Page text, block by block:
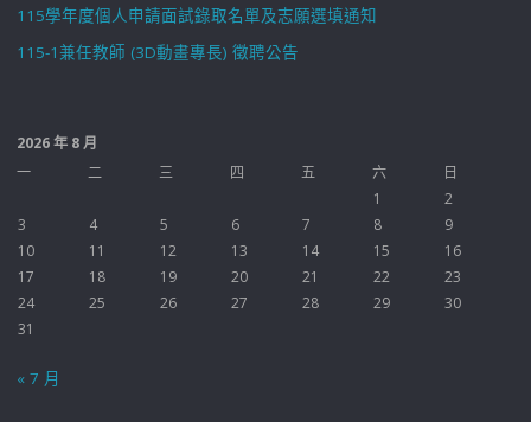
115學年度個人申請面試錄取名單及志願選填通知
115-1兼任教師 (3D動畫專長) 徵聘公告
2026 年 8 月
一
二 三 四 五 六
日
1
2
3
4 5 6 7 8
9
10
11 12 13 14 15
16
17
18 19 20 21 22
23
24
25 26 27 28 29
30
31
« 7 月